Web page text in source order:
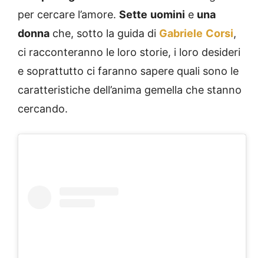
per cercare l’amore. Sette uomini e una
donna che, sotto la guida di Gabriele Corsi,
ci racconteranno le loro storie, i loro desideri
e soprattutto ci faranno sapere quali sono le
caratteristiche dell’anima gemella che stanno
cercando.